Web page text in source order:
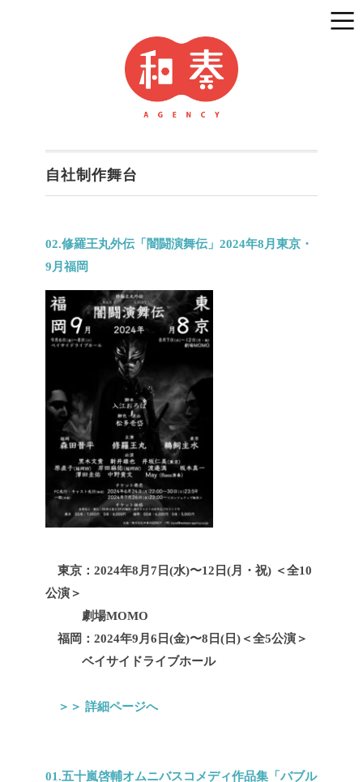
自社制作舞台
02.修羅王丸外伝「闇闘演舞伝」2024年8月東京・
9月福岡
東京：2024年8月7日(水)〜12日(月・祝) ＜全10
公演＞
劇場MOMO
福岡： 2024年9月6日(金)〜8日(日)＜全5公演＞
ベイサイドライブホール
＞＞ 詳細ページへ
01.五十嵐啓輔オムニバスコメディ作品集「バブル